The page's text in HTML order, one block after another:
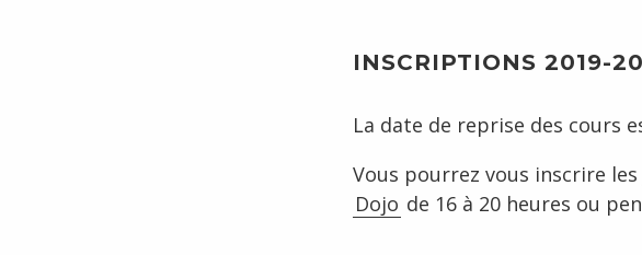
INSCRIPTIONS 2019-
La date de reprise des cours
Vous pourrez vous inscrire
Dojo de 16 à 20 heures ou